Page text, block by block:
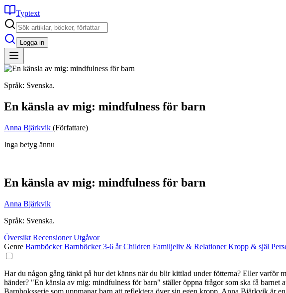
Typtext
Logga in
Språk: Svenska.
En känsla av mig: mindfulness för barn
Anna Bjärkvik (Författare)
Inga betyg ännu
En känsla av mig: mindfulness för barn
Anna Bjärkvik
Språk: Svenska.
Översikt RecensionerUtgåvor
Genre BarnböckerBarnböcker 3-6 årChildren Familjeliv & RelationerKropp & själ
Har du någon gång tänkt på hur det känns när du blir kittlad under fötterna? Eller varför
händer? "En känsla av mig: mindfulness för barn" ställer öppna frågor som ska få
Barnboksserie som uppmanar barn att reflektera över sin egen kropp. Anna Bjärkvik är